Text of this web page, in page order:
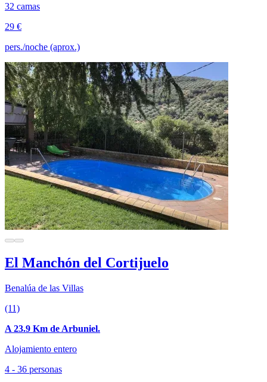
32 camas
29 €
pers./noche (aprox.)
El Manchón del Cortijuelo
Benalúa de las Villas
(11)
A 23.9 Km de Arbuniel.
Alojamiento entero
4 - 36 personas